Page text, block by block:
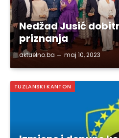
Nedžad Jusić
priznanja
aktuelno.ba maj 10, 2023
TUZLANSKI KANTON